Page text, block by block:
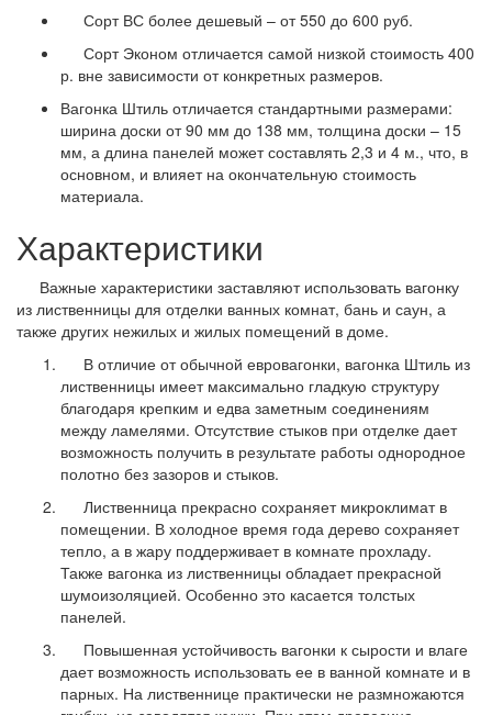
Сорт ВС более дешевый – от 550 до 600 руб.
Сорт Эконом отличается самой низкой стоимость 400
р. вне зависимости от конкретных размеров.
Вагонка Штиль отличается стандартными размерами:
ширина доски от 90 мм до 138 мм, толщина доски – 15
мм, а длина панелей может составлять 2,3 и 4 м., что, в
основном, и влияет на окончательную стоимость
материала.
Характеристики
Важные характеристики заставляют использовать вагонку
из лиственницы для отделки ванных комнат, бань и саун, а
также других нежилых и жилых помещений в доме.
В отличие от обычной евровагонки, вагонка Штиль из
лиственницы имеет максимально гладкую структуру
благодаря крепким и едва заметным соединениям
между ламелями. Отсутствие стыков при отделке дает
возможность получить в результате работы однородное
полотно без зазоров и стыков.
Лиственница прекрасно сохраняет микроклимат в
помещении. В холодное время года дерево сохраняет
тепло, а в жару поддерживает в комнате прохладу.
Также вагонка из лиственницы обладает прекрасной
шумоизоляцией. Особенно это касается толстых
панелей.
Повышенная устойчивость вагонки к сырости и влаге
дает возможность использовать ее в ванной комнате и в
парных. На лиственнице практически не размножаются